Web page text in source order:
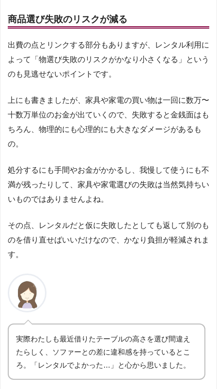
商品選び失敗のリスクが減る
出費の点とリンクする部分もありますが、レンタル利用に
よって「物選び失敗のリスクがかなり小さくなる」という
のも見逃せないポイントです。
上にも書きましたが、家具や家電の買い物は一回に数万〜
十数万単位のお金が出ていくので、失敗すると金銭面はも
ちろん、物理的にも心理的にも大きなダメージがあるも
の。
処分するにも手間やお金がかかるし、我慢して使うにも不
満が残ったりして、家具や家電選びの失敗は当然気持ちい
いものではありませんよね。
その点、レンタルだと仮に失敗したとしても返して別のも
のを借り直せばいいだけなので、かなり負担が軽減されま
す。
実際わたしも最近借りたテーブルの高さを選び間違え
たらしく、ソファーとの差に違和感を持っているとこ
ろ。「レンタルでよかった…」と心から思いました。